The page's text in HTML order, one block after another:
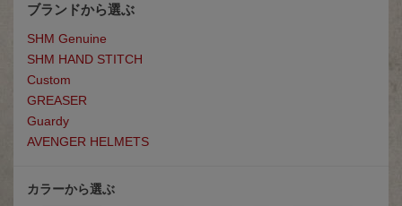
ブランドから選ぶ
SHM Genuine
SHM HAND STITCH
Custom
GREASER
Guardy
AVENGER HELMETS
カラーから選ぶ